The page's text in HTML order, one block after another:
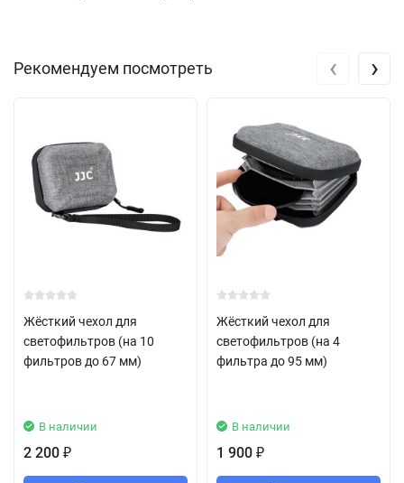
Рекомендуем посмотреть
Жёсткий чехол для
светофильтров (на 10
фильтров до 67 мм)
В наличии
2 200 ₽
Жёсткий чехол для
светофильтров (на 4
фильтра до 95 мм)
В наличии
1 900 ₽
‹ ›